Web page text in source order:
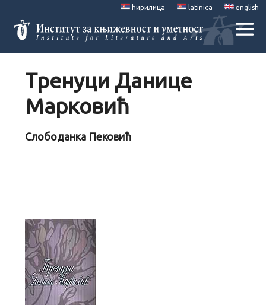
ћирилица latinica english
Тренуци Данице
Марковић
Слободанка Пековић